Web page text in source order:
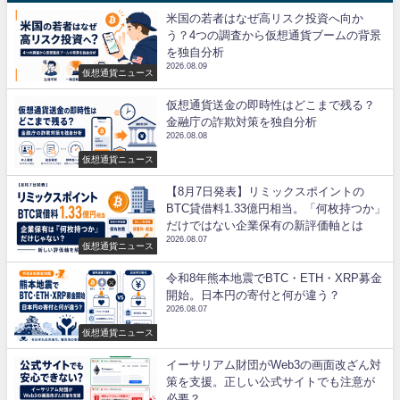
仮想通貨ニュース
米国の若者はなぜ高リスク投資へ向か
う？4つの調査から仮想通貨ブームの背景
を独自分析
2026.08.09
仮想通貨ニュース
仮想通貨送金の即時性はどこまで残る？
金融庁の詐欺対策を独自分析
2026.08.08
仮想通貨ニュース
【8月7日発表】リミックスポイントの
BTC貸借料1.33億円相当。「何枚持つか」
だけではない企業保有の新評価軸とは
2026.08.07
仮想通貨ニュース
令和8年熊本地震でBTC・ETH・XRP募金
開始。日本円の寄付と何が違う？
2026.08.07
イーサリアム財団がWeb3の画面改ざん対
策を支援。正しい公式サイトでも注意が